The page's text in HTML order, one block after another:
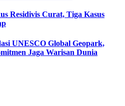
Residivis Curat, Tiga Kasus
UNESCO Global Geopark,
Jaga Warisan Dunia